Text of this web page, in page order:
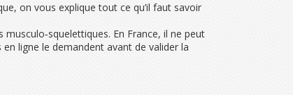
on vous explique tout ce qu’il faut savoir
En France, il ne peut
ligne le demandent avant de valider la